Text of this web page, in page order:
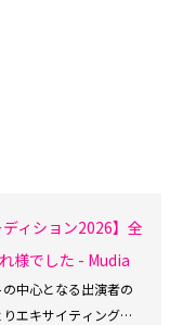
ディション2026】全
様でした - Mudia
中心となる出演者の
エキサイティング」